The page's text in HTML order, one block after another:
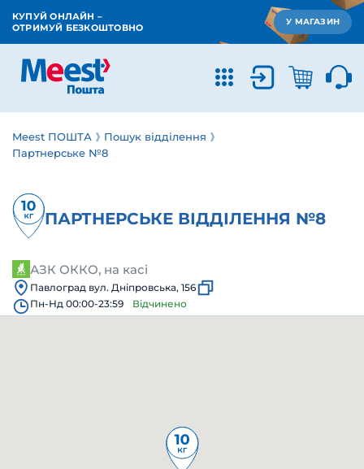
КУПУЙ ОНЛАЙН –
ОТРИМУЙ БЕЗКОШТОВНО
У МАГАЗИН
Meest ПОШТА
Пошук відділення
Партнерське №8
ПАРТНЕРСЬКЕ ВІДДІЛЕННЯ №8
АЗК ОККО, на касі
Павлоград вул. Дніпровська, 156
Пн-Нд 00:00-23:59
Відчинено